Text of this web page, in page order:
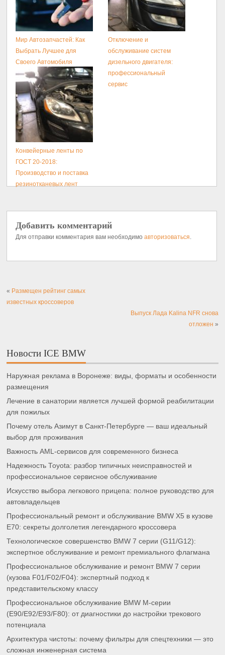
Мир Автозапчастей: Как
Выбрать Лучшее для
Своего Автомобиля
Отключение и
обслуживание систем
дизельного двигателя:
профессиональный
сервис
Конвейерные ленты по
ГОСТ 20-2018:
Производство и поставка
резинотканевых лент
Добавить комментарий
Для отправки комментария вам необходимоавторизоваться
« Размещен рейтинг самых
известных кроссоверов
Выпуск Лада Kalina NFR снова
отложен »
Новости ICE BMW
Наружная реклама в Воронеже: виды, форматы и особенности
размещения
Лечение в санатории является лучшей формой реабилитации
для пожилых
Почему отель Азимут в Санкт-Петербурге — ваш идеальный
выбор для проживания
Важность AML-сервисов для современного бизнеса
Надежность Toyota: разбор типичных неисправностей и
профессиональное сервисное обслуживание
Искусство выбора легкового прицепа: полное руководство для
автовладельцев
Профессиональный ремонт и обслуживание BMW X5 в кузове
E70: секреты долголетия легендарного кроссовера
Технологическое совершенство BMW 7 серии (G11/G12):
экспертное обслуживание и ремонт премиального флагмана
Профессиональное обслуживание и ремонт BMW 7 серии
(кузова F01/F02/F04): экспертный подход к
представительскому классу
Профессиональное обслуживание BMW M-серии
(E90/E92/E93/F80): от диагностики до настройки трекового
потенциала
Архитектура чистоты: почему фильтры для спецтехники — это
сложная инженерная система